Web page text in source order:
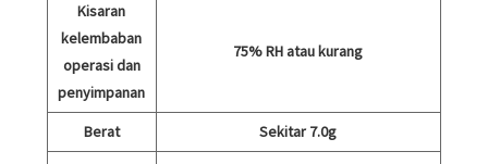
Kisaran
kelembaban
operasi dan
penyimpanan
75% RH atau kurang
Berat
Sekitar 7.0g